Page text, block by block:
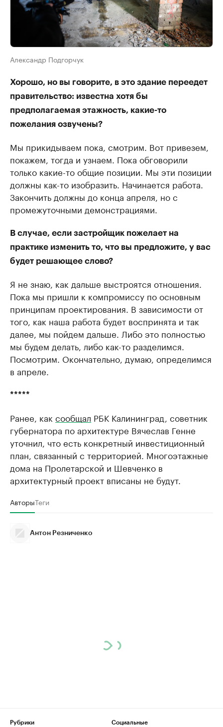
Александр Подгорчук
Хорошо, но вы говорите, в это здание переедет
правительство: известна хотя бы
предполагаемая этажность, какие-то
пожелания озвучены?
Мы прикидываем пока, смотрим. Вот привезем,
покажем, тогда и узнаем. Пока обговорили
только какие-то общие позиции. Мы эти позиции
должны как-то изобразить. Начинается работа.
Закончить должны до конца апреля, но с
промежуточными демонстрациями.
В случае, если застройщик пожелает на
практике изменить то, что вы предложите, у вас
будет решающее слово?
Я не знаю, как дальше выстроятся отношения.
Пока мы пришли к компромиссу по основным
принципам проектирования. В зависимости от
того, как наша работа будет воспринята и так
далее, мы пойдем дальше. Либо это полностью
мы будем делать, либо как-то разделимся.
Посмотрим. Окончательно, думаю, определимся
в апреле.
*****
Ранее, как сообщал РБК Калининград, советник
губернатора по архитектуре Вячеслав Генне
уточнил, что есть конкретный инвестиционный
план, связанный с территорией. Многоэтажные
дома на Пролетарской и Шевченко в
архитектурный проект вписаны не будут.
АвторыТеги
Антон Резниченко
Рубрики
Социальные